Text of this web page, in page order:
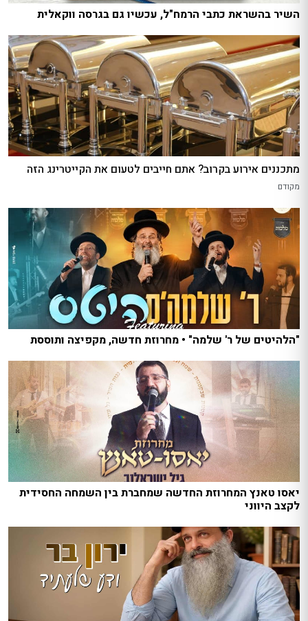
השיר בהשראת כתבי הרמח"ל, עכשיו גם בגרסה ווקאלית
מתכננים אירוע בקרוב? אתם חייבים לטעום את הקייטרינג הזה
מקודם
"הלהיטים של ר' שלמה" • מחרוזת חדשה, מקפיצה ותוססת
יאסו טאנץ המחרוזת החדשה שמחברת בין השמחה החסידית
לקצב היווני